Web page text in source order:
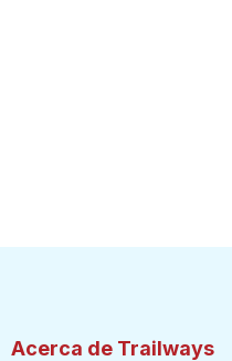
Acerca de Trailways